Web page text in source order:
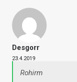
Desgorr
23.4.2019
Rohirm